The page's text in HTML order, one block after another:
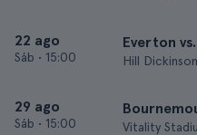
22 ago
Sáb • 15:00
Everton
Hill
29 ago
Sáb • 15:00
Vitality